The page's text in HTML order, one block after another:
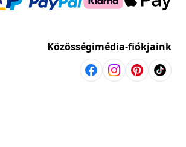
Közösségimédia-fiókjaink